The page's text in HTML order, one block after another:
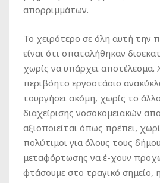
απορριμμάτων.
Το χειρότερο σε όλη αυτή την
είναι ότι σπαταλήθηκαν
χωρίς να υπάρχει αποτέλεσμα.
περιβόητο εργοστάσιο
τουργήσει ακόμη, χωρίς το
διαχείρισης νοσοκομειακών
αξιοποιείται όπως πρέπει,
πολύτιμοι για όλους τους
μεταφόρτωσης να έ-χουν
φτάσουμε στο τραγικό σημείο,